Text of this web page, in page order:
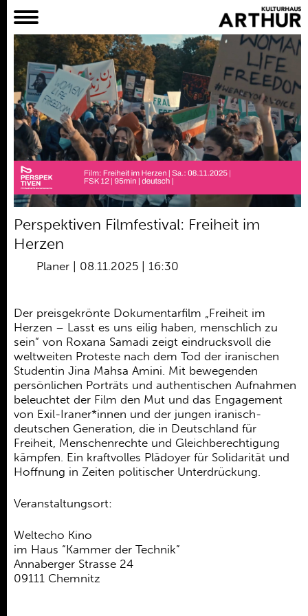
Planer
Alles
Konzert
Film
Bühne
Workshop
Kreativangebote
Archiv
Aktuelles
Projekte
Verein
Ehrenamt
Kooperationen
Förderer
Kontakt
Perspektiven Filmfestival: Freiheit im
Herzen
Planer 08.11.2025 | 16:30
Der preisgekrönte Dokumentarfilm „Freiheit im
Herzen – Lasst es uns eilig haben, menschlich zu
sein“ von Roxana Samadi zeigt eindrucksvoll die
weltweiten Proteste nach dem Tod der iranischen
Studentin Jina Mahsa Amini. Mit bewegenden
persönlichen Porträts und authentischen Aufnahmen
beleuchtet der Film den Mut und das Engagement
von Exil-Iraner*innen und der jungen iranisch-
deutschen Generation, die in Deutschland für
Freiheit, Menschenrechte und Gleichberechtigung
kämpfen. Ein kraftvolles Plädoyer für Solidarität und
Hoffnung in Zeiten politischer Unterdrückung.
Veranstaltungsort:
Weltecho Kino
im Haus “Kammer der Technik”
Annaberger Strasse 24
09111 Chemnitz